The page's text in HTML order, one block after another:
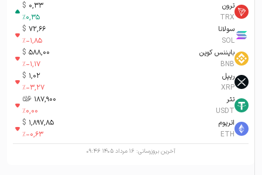
ترون
TRX
0,33
$
%0,35
سولانا
SOL
72,66
$
%-1,85
بایننس کوین
BNB
588,00
$
%-1,17
ریپل
XRP
1,02
$
%-3,27
تتر
USDT
187,900 تومان-ء
%0,00
اتریوم
ETH
1,897,85
$
%-0,63
آخرین بروزرسانی: ۱۶ مرداد ۱۴۰۵ ۰۹:۴۶